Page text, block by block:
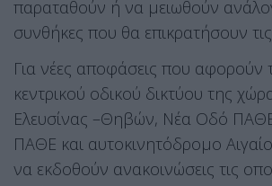
παραταθούν ή να μειωθούν
συνθήκες που θα επικρατήσουν
Για νέες αποφάσεις που αφορούν
κεντρικού οδικού δικτύου της
Ελευσίνας –Θηβών, Νέα Οδό
ΠΑΘΕ και αυτοκινητόδρομο
να εκδοθούν ανακοινώσεις τις